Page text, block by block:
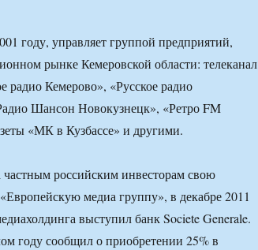
году, управляет группой предприятий,
рынке Кемеровской области: телеканал
радио Кемерово», «Русское радио
Шансон Новокузнецк», «Ретро FM
«МК в Кузбассе» и другими.
российским инвесторам свою
медиа группу», в декабре 2011
выступил банк Societe Generale.
году сообщил о приобретении 25% в